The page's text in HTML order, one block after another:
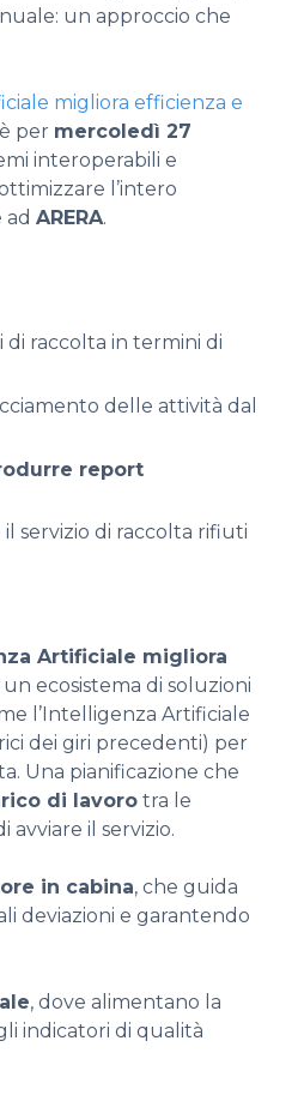
un approccio che
migliora efficienza e
per mercoledì 27
interoperabili e
l’intero
ARERA.
di raccolta in termini di
delle attività dal
report
servizio di raccolta rifiuti
Artificiale migliora
ecosistema di soluzioni
l’Intelligenza Artificiale
dei giri precedenti) per
Una pianificazione che
di lavoro tra le
il servizio.
in cabina, che guida
deviazioni e garantendo
, dove alimentano la
indicatori di qualità